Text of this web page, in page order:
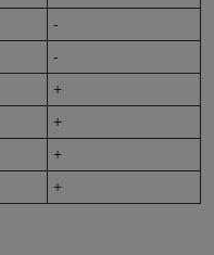
-
-
+
+
+
+